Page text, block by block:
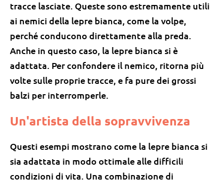
tracce lasciate. Queste sono estremamente utili
ai nemici della lepre bianca, come la volpe,
perché conducono direttamente alla preda.
Anche in questo caso, la lepre bianca si è
adattata. Per confondere il nemico, ritorna più
volte sulle proprie tracce, e fa pure dei grossi
balzi per interromperle.
Un'artista della sopravvivenza
Questi esempi mostrano come la lepre bianca si
sia adattata in modo ottimale alle difficili
condizioni di vita. Una combinazione di